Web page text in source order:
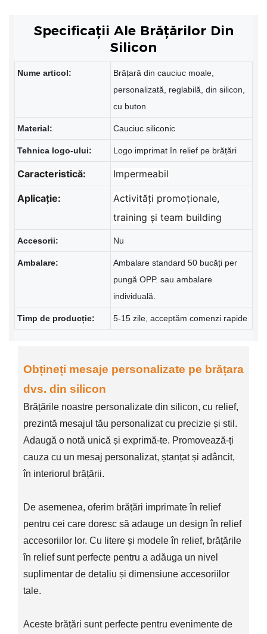
Specificații Ale Brățărilor Din
Silicon
Nume articol:
Brățară din cauciuc moale,
personalizată, reglabilă, din silicon,
cu buton
Material: Cauciuc siliconic
Tehnica logo-ului: Logo imprimat în relief pe brățări
Caracteristică: Impermeabil
Aplicație:
Activități promoționale,
training și team building
Accesorii: Nu
Ambalare:
Ambalare standard 50 bucăți per
pungă OPP. sau ambalare
individuală.
Timp de producție: 5-15 zile, acceptăm comenzi rapide
Obțineți mesaje personalizate pe brățara
dvs. din silicon
Brățările noastre personalizate din silicon, cu relief,
prezintă mesajul tău personalizat cu precizie și stil.
Adaugă o notă unică și exprimă-te. Promovează-ți
cauza cu un mesaj personalizat, ștanțat și adâncit,
în interiorul brățării.
De asemenea, oferim brățări imprimate în relief
pentru cei care doresc să adauge un design în relief
accesoriilor lor. Cu litere și modele în relief, brățările
în relief sunt perfecte pentru a adăuga un nivel
suplimentar de detaliu și dimensiune accesoriilor
tale.
Aceste brățări sunt perfecte pentru evenimente de